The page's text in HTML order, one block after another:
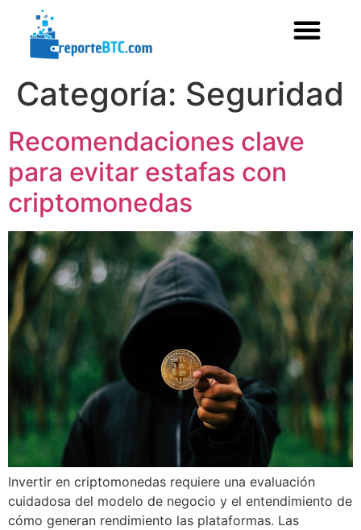
Categoría: Seguridad
Recomendaciones clave
para evitar estafas con
criptomonedas
Invertir en criptomonedas requiere una evaluación
cuidadosa del modelo de negocio y el entendimiento de
cómo generan rendimiento las plataformas. Las